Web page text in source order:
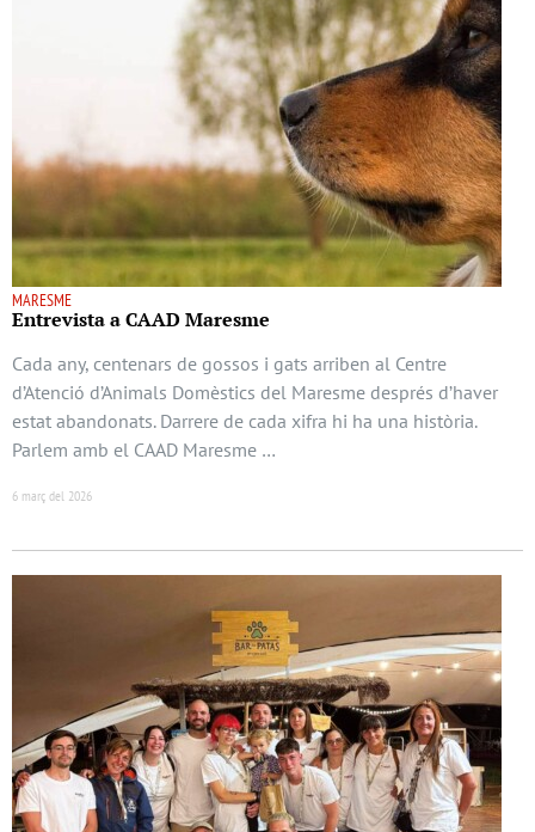
MARESME
Entrevista a CAAD Maresme
Cada any, centenars de gossos i gats arriben al Centre
d’Atenció d’Animals Domèstics del Maresme després d’haver
estat abandonats. Darrere de cada xifra hi ha una història.
Parlem amb el CAAD Maresme …
6 març del 2026